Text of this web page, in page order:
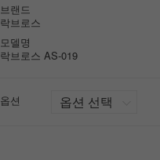
브랜드
락브로스
모델명
락브로스 AS-019
옵션